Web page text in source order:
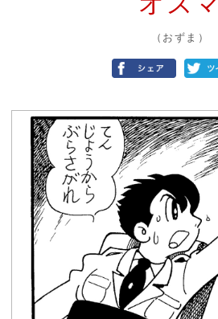
（おずま）